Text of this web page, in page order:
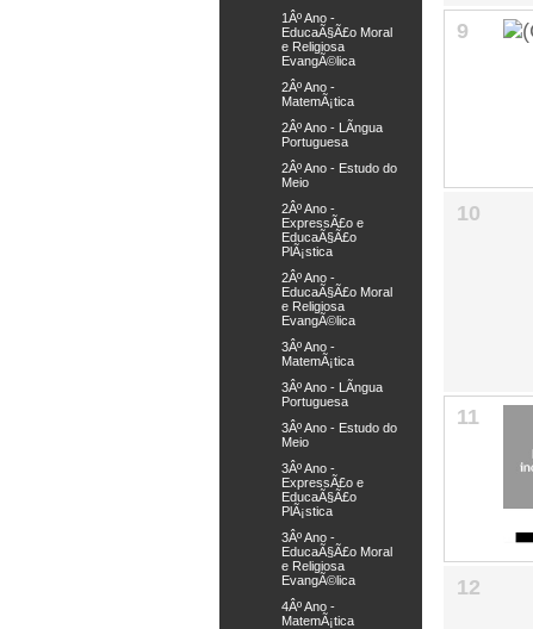
1Âº Ano -
EducaÃ§Ã£o Moral
e Religiosa
EvangÃ©lica
2Âº Ano -
MatemÃ¡tica
2Âº Ano - LÃ­ngua
Portuguesa
2Âº Ano - Estudo do
Meio
2Âº Ano -
ExpressÃ£o e
EducaÃ§Ã£o
PlÃ¡stica
2Âº Ano -
EducaÃ§Ã£o Moral
e Religiosa
EvangÃ©lica
3Âº Ano -
MatemÃ¡tica
3Âº Ano - LÃ­ngua
Portuguesa
3Âº Ano - Estudo do
Meio
3Âº Ano -
ExpressÃ£o e
EducaÃ§Ã£o
PlÃ¡stica
3Âº Ano -
EducaÃ§Ã£o Moral
e Religiosa
EvangÃ©lica
4Âº Ano -
MatemÃ¡tica
9
10
11
12